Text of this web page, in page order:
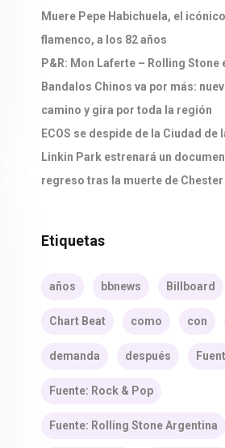
Muere Pepe Habichuela, el
flamenco, a los 82 años
P&R: Mon Laferte – Rolling Stone
Bandalos Chinos va por más:
camino y gira por toda la región
ECOS se despide de la Ciudad de
Linkin Park estrenará un
regreso tras la muerte de
Etiquetas
años bbnews Billboard
Chart Beat como con
demanda después
Fuente: Rock & Pop
Fuente: Rolling Stone Argentina